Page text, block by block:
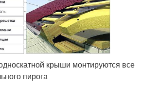
крыши монтируются все
пирога